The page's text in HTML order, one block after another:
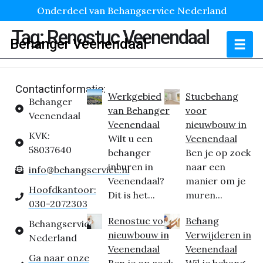
Onderdeel van Behangservice Nederland
Behanger Veenendaal
Tag:Renostuc Veenendaal
Contactinformatie:
Behanger
Veenendaal
KVK:
58037640
info@behangservice.nl
Hoofdkantoor:
030-2072303
Behangservice
Nederland
Ga naar onze
Werkgebied
van Behanger
Veenendaal
Wilt u een
behanger
inhuren in
Veenendaal?
Dit is het...
Renostuc voor
nieuwbouw in
Veenendaal
Stucbehang
voor
nieuwbouw in
Veenendaal
Ben je op zoek
naar een
manier om je
muren...
Behang
Verwijderen in
Veenendaal